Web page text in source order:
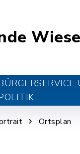
Ortsplan